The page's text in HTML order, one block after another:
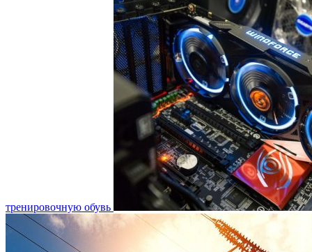
тренировочную обувь